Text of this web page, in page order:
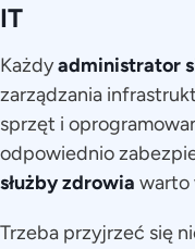
IT
Każdyadministrator
zarządzania
sprzęt i
odpowiednio
służby zdrowia warto
Trzeba przyjrzeć się